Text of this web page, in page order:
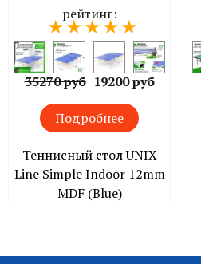
рейтинг:
35270 руб 19200 руб
Подробнее
Теннисный стол UNIX
Line Simple Indoor 12mm
MDF (Blue)